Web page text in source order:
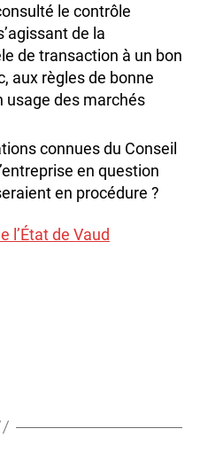
le contrôle
de la
de transaction à un bon
aux règles de bonne
usage des marchés
connues du Conseil
en question
en procédure ?
l’État de Vaud